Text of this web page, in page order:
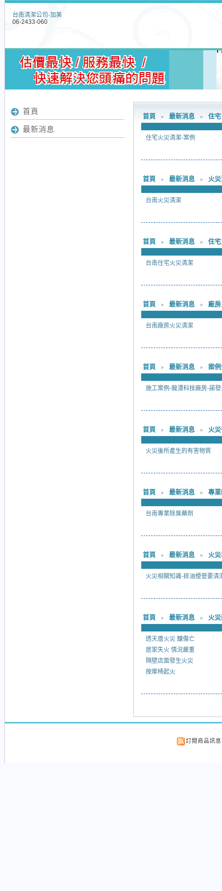
台南清潔公司-加美
06-2433-060
首頁 ﹥ 最新消息 ﹥ 住
住宅火災清潔-案例
首頁 ﹥ 最新消息 ﹥ 火
台南火災清潔
首頁 ﹥ 最新消息 ﹥ 住
台南住宅火災清潔
首頁 ﹥ 最新消息 ﹥ 廠
台南廠房火災清潔
首頁 ﹥ 最新消息 ﹥ 案
施工案例-龍潭科技廠房-諾
首頁 ﹥ 最新消息 ﹥ 火
火災後所產生的有害物質
首頁 ﹥ 最新消息 ﹥ 專
台南專業除臭藥劑
首頁 ﹥ 最新消息 ﹥ 火
火災相關知識-排油煙管要清
首頁 ﹥ 最新消息 ﹥ 火
透天厝火災 釀傷亡
居家失火 情況嚴重
隔壁店面發生火災
按摩椅起火
首頁
最新消息
訂閱商品訊息